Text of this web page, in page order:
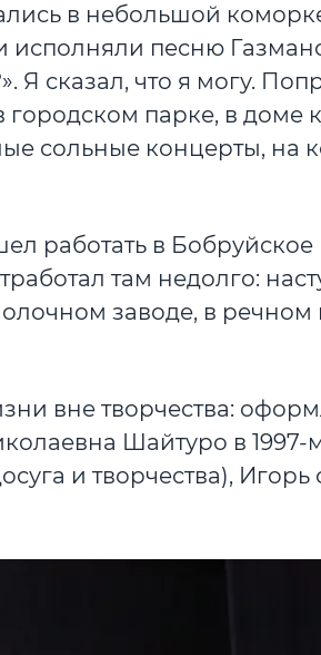
в небольшой
песню
Я сказал, что я могу.
парке, в доме
сольные концерты, на
работать в
там недолго:
заводе, в речном
вне творчества:
Шайтуро в 1997-
и творчества), Игорь